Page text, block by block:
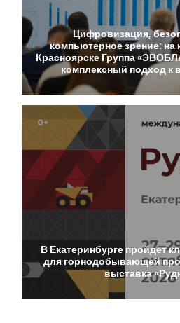
Цифровизация,
компьютерноезрение: на
Красноярске Группа
комплексный подход к
В Екатеринбурге пройдет
для горнодобывающей
выставка